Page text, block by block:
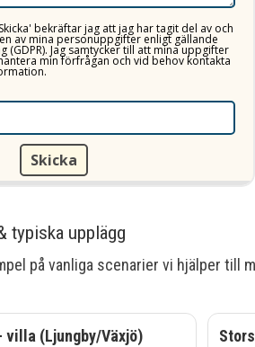
Skicka
bekräftar jag att jag har tagit del av och
av mina personuppgifter enligt gällande
(GDPR). Jag samtycker till att mina uppgifter
min förfrågan och vid behov kontakta
typiska upplägg
på vanliga scenarier vi hjälper till
villa (Ljungby/Växjö)